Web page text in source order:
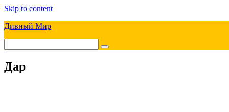
Skip to content
Дивный Мир
Дар